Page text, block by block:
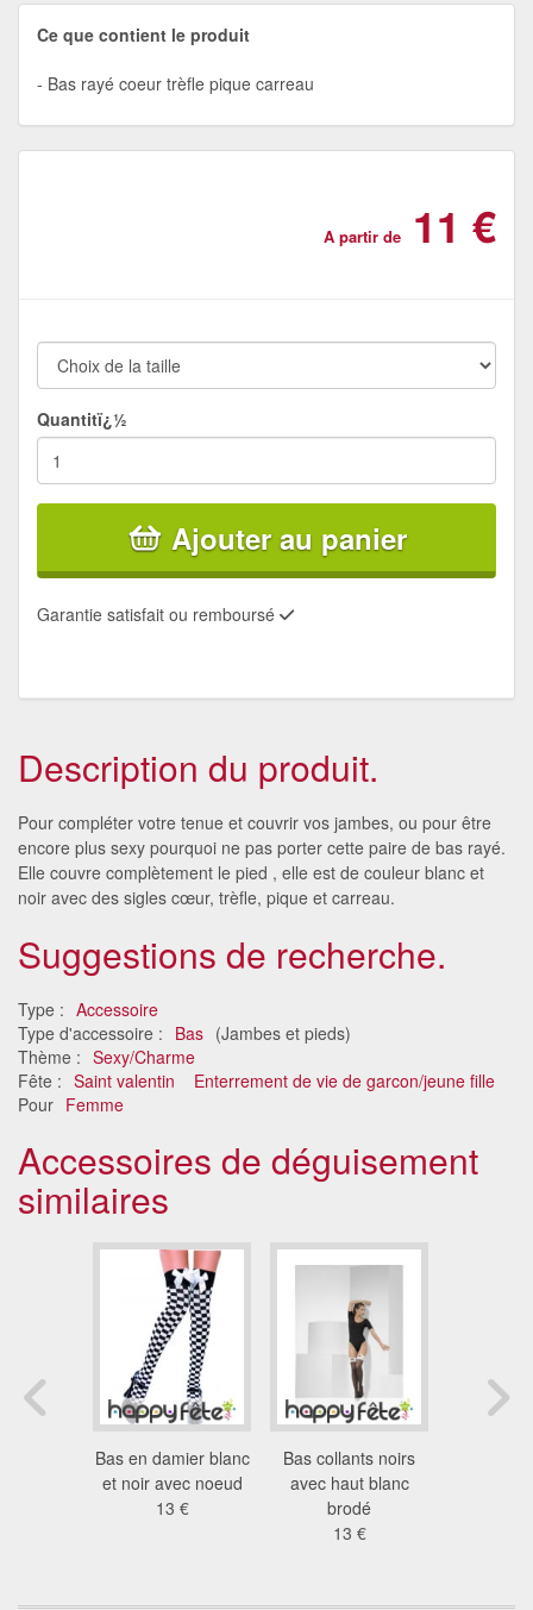
Ce que contient le produit
Bas rayé coeur trèfle pique carreau
A partir de 11 €
Quantitï¿½
Ajouter au panier
Garantie satisfait ou remboursé
Description du produit.
Pour compléter votre tenue et couvrir vos jambes, ou pour être
encore plus sexy pourquoi ne pas porter cette paire de bas rayé.
Elle couvre complètement le pied , elle est de couleur blanc et
noir avec des sigles cœur, trèfle, pique et carreau.
Suggestions de recherche.
Type : Accessoire
Type d'accessoire : Bas (Jambes et pieds)
Thème : Sexy/Charme
Fête : Saint valentin
Enterrement de vie de garcon/jeune fille
Pour Femme
Accessoires de déguisement
similaires
Bas en damier blanc
et noir avec noeud
13 €
Bas collants noirs
avec haut blanc
brodé
13 €